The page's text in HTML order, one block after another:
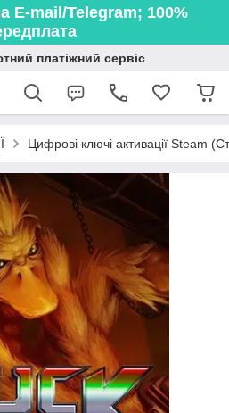
E-mail/Telegram; 100%
платіжний сервіс
Цифрові ключі активації Steam